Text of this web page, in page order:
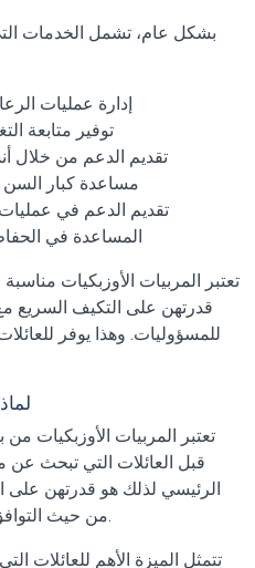
بشكل عام، تشمل الخدمات
إدارة عمليات
توفير متابعة
تقديم الدعم من خلال
مساعدة كبار السن
تقديم الدعم في
المساعدة في
تعتبر المربيات الأوزبكيات
قدرتهن على التكيف السريع مع
للمسؤوليات. وهذا يوفر
تعتبر المربيات الأوزبكيات
قبل العائلات التي تبحث عن
الرئيسي لذلك هو قدرتهن على
من حيث التوافق الثقافي وعادات العمل العملية.
تتمثل الميزة الأهم للعائلات